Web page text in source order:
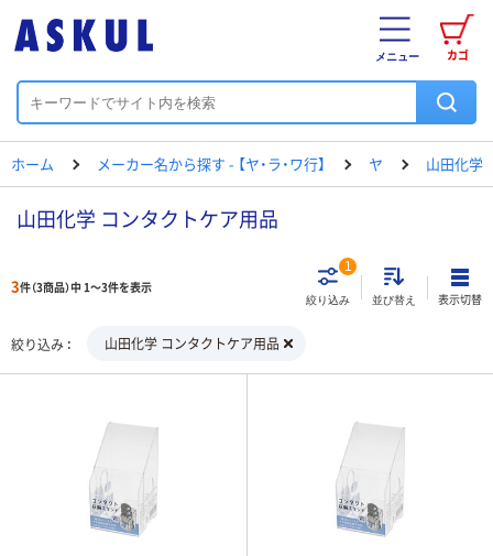
カゴ
メニュー
ホーム メーカー名から探す - 【ヤ・ラ・ワ行】 ヤ 山田化学
山田化学 コンタクトケア用品
3件（3商品）中 1～3件を表示
絞り込み
1
並び替え 表示切替
絞り込み 山田化学 コンタクトケア用品